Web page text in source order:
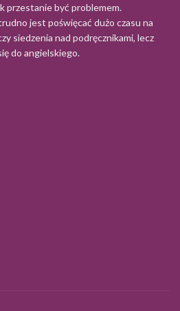
przestanie być problemem.
jest poświęcać dużo czasu na
siedzenia nad podręcznikami, lecz
do angielskiego.